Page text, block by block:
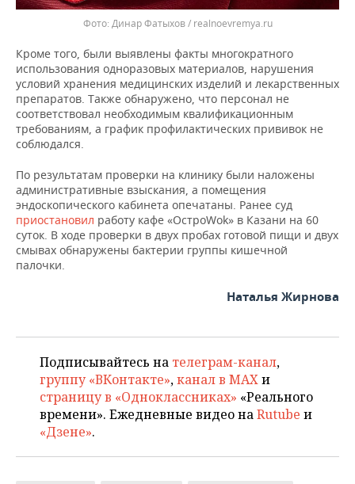
Динар Фатыхов / realnoevremya.ru
Кроме того, были выявлены факты многократного
использования одноразовых материалов, нарушения
условий хранения медицинских изделий и лекарственных
препаратов. Также обнаружено, что персонал не
соответствовал необходимым квалификационным
требованиям, а график профилактических прививок не
соблюдался.
По результатам проверки на клинику были наложены
административные взыскания, а помещения
эндоскопического кабинета опечатаны. Ранее суд
приостановил работу кафе «ОстроWok» в Казани на 60
суток. В ходе проверки в двух пробах готовой пищи и двух
смывах обнаружены бактерии группы кишечной
палочки.
Наталья Жирнова
Подписывайтесь на телеграм-канал,
группу «ВКонтакте»,канал в MAXи
страницу в «Одноклассниках» «Реального
времени». Ежедневные видео наRutube и
«Дзене».